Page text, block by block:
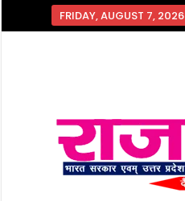
FRIDAY, AUGUST 7, 2026